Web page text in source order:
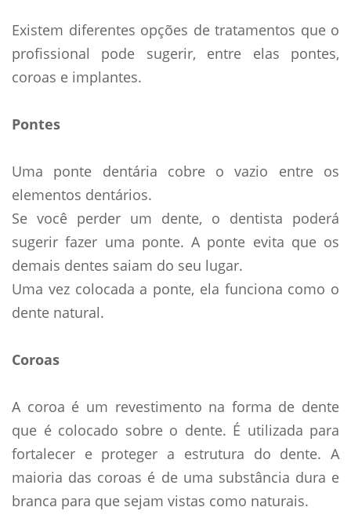
Existem diferentes opções de tratamentos que o
profissional pode sugerir, entre elas pontes,
coroas e implantes.
Pontes
Uma ponte dentária cobre o vazio entre os
elementos dentários.
Se você perder um dente, o dentista poderá
sugerir fazer uma ponte. A ponte evita que os
demais dentes saiam do seu lugar.
Uma vez colocada a ponte, ela funciona como o
dente natural.
Coroas
A coroa é um revestimento na forma de dente
que é colocado sobre o dente. É utilizada para
fortalecer e proteger a estrutura do dente. A
maioria das coroas é de uma substância dura e
branca para que sejam vistas como naturais.